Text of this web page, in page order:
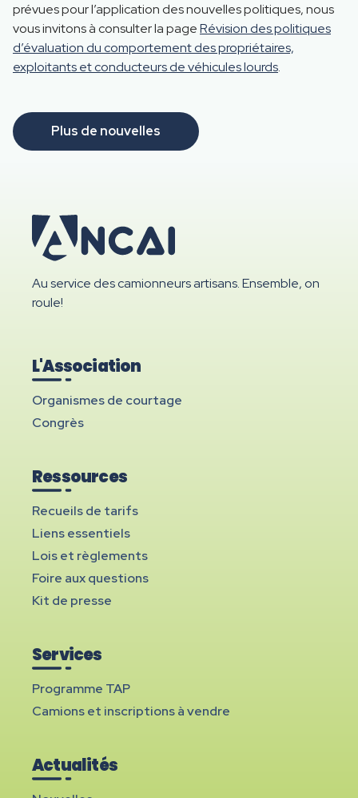
prévues pour l’application des nouvelles politiques, nous
vous invitons à consulter la pageRévision des politiques
d’évaluation du comportement des propriétaires,
exploitants et conducteurs de véhicules lourds.
Plus de nouvelles
Au service des camionneurs artisans. Ensemble, on
roule!
L'Association
Organismes de courtage
Congrès
Ressources
Recueils de tarifs
Liens essentiels
Lois et règlements
Foire aux questions
Kit de presse
Services
Programme TAP
Camions et inscriptions à vendre
Actualités